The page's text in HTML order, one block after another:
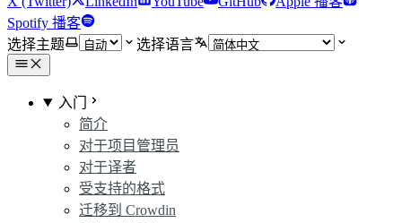
Spotify 播客
选择主题
选择语言
入门
简介
对于项目管理员
对于译者
受支持的格式
迁移到 Crowdin